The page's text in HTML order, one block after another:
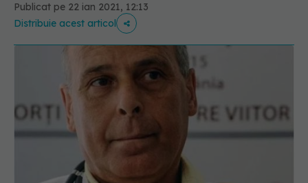
Publicat pe 22 ian 2021, 12:13
Distribuie acest articol